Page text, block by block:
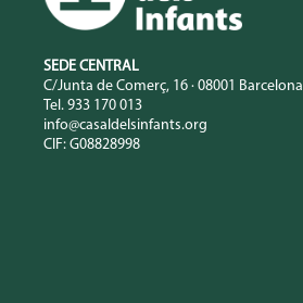
SEDE CENTRAL
C/Junta de Comerç, 16 · 08001 Barcelona
Tel. 933 170 013
info@casaldelsinfants.org
CIF: G08828998